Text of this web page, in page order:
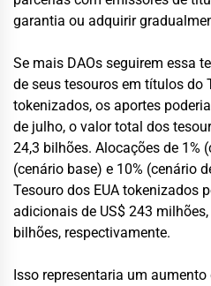
garantia ou adquirir
Se mais DAOs seguirem essa
de seus tesouros em títulos do
tokenizados, os aportes
de julho, o valor total dos
24,3 bilhões. Alocações de 1%
(cenário base) e 10% (cenário
Tesouro dos EUA tokenizados
adicionais de US$ 243
bilhões, respectivamente.
Isso representaria um aumento